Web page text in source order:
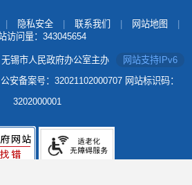
隐私安全 联系我们 网站地图
访问量： 343045654
锡市人民政府办公室主办
网站支持IPv6
公安备案号：32021102000707 网站标识码：
3202000001